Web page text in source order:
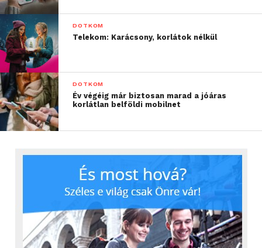
DOTKOM
Telekom: Karácsony, korlátok nélkül
DOTKOM
Év végéig már biztosan marad a jóáras
korlátlan belföldi mobilnet